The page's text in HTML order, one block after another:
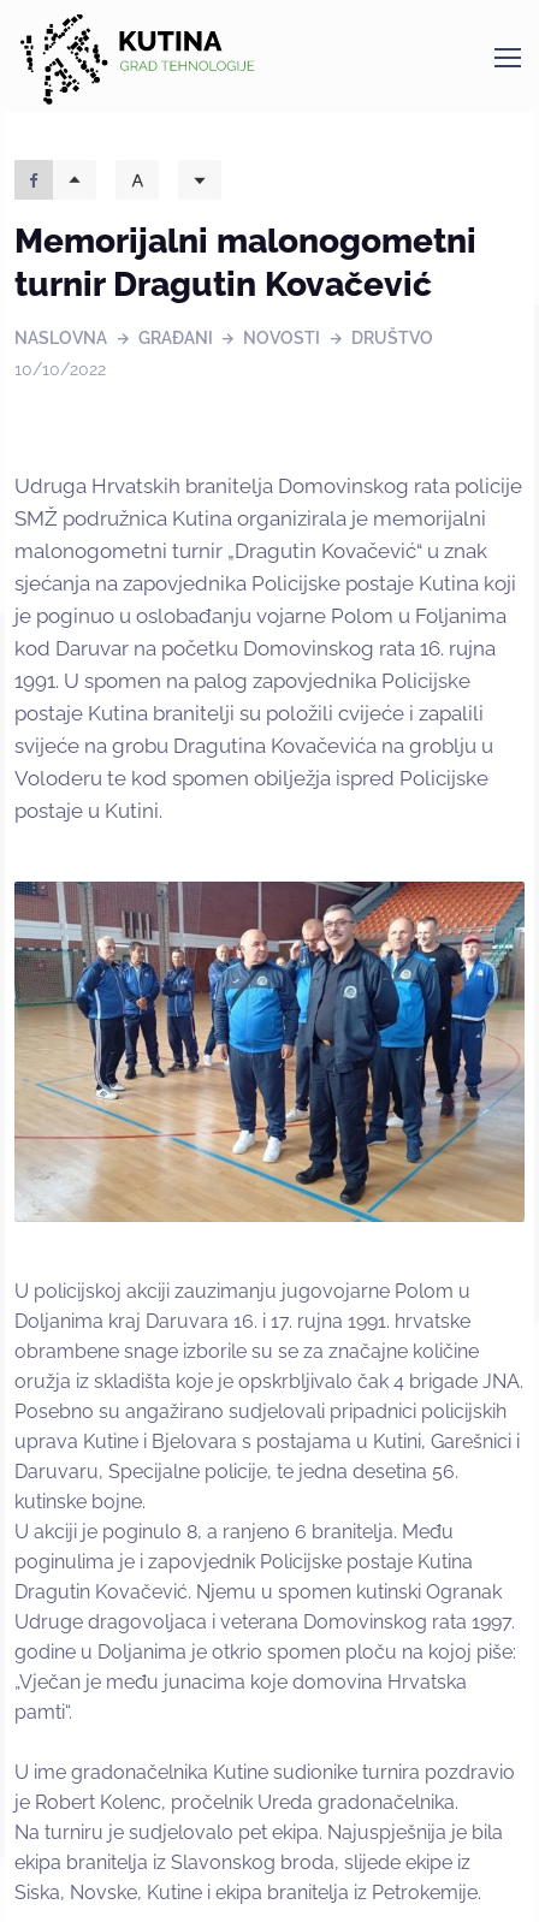
Kutina
Memorijalni malonogometni
turnir Dragutin Kovačević
NASLOVNA GRAĐANI NOVOSTI
DRUŠTVO
10/10/2022
Udruga Hrvatskih branitelja Domovinskog rata policije
SMŽ podružnica Kutina organizirala je memorijalni
malonogometni turnir „Dragutin Kovačević“ u znak
sjećanja na zapovjednika Policijske postaje Kutina koji
je poginuo u oslobađanju vojarne Polom u Foljanima
kod Daruvar na početku Domovinskog rata 16. rujna
1991. U spomen na palog zapovjednika Policijske
postaje Kutina branitelji su položili cvijeće i zapalili
svijeće na grobu Dragutina Kovačevića na groblju u
Voloderu te kod spomen obilježja ispred Policijske
postaje u Kutini.
U policijskoj akciji zauzimanju jugovojarne Polom u
Doljanima kraj Daruvara 16. i 17. rujna 1991. hrvatske
obrambene snage izborile su se za značajne količine
oružja iz skladišta koje je opskrbljivalo čak 4 brigade JNA.
Posebno su angažirano sudjelovali pripadnici policijskih
uprava Kutine i Bjelovara s postajama u Kutini, Garešnici i
Daruvaru, Specijalne policije, te jedna desetina 56.
kutinske bojne.
U akciji je poginulo 8, a ranjeno 6 branitelja. Među
poginulima je i zapovjednik Policijske postaje Kutina
Dragutin Kovačević. Njemu u spomen kutinski Ogranak
Udruge dragovoljaca i veterana Domovinskog rata 1997.
godine u Doljanima je otkrio spomen ploču na kojoj piše:
„Vječan je među junacima koje domovina Hrvatska
pamti“.
U ime gradonačelnika Kutine sudionike turnira pozdravio
je Robert Kolenc, pročelnik Ureda gradonačelnika.
Na turniru je sudjelovalo pet ekipa. Najuspješnija je bila
ekipa branitelja iz Slavonskog broda, slijede ekipe iz
Siska, Novske, Kutine i ekipa branitelja iz Petrokemije.